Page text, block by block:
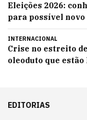
Eleições 2026:
para possível novo
INTERNACIONAL
Crise no estreito
oleoduto que
EDITORIAS